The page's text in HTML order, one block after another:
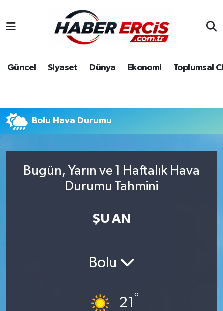
Güncel Siyaset Dünya Ekonomi Toplumsal
Bolu Hava Durumu
Bugün, Yarın ve 1 Haftalık Hava
Durumu Tahmini
ŞU AN
Bolu
21 °